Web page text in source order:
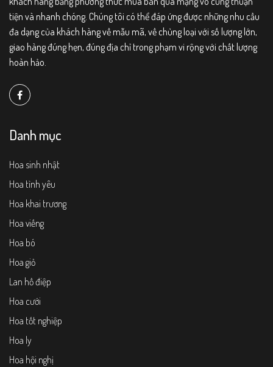
tiện và nhanh chóng. Chúng tôi có thể đáp ứng được những nhu cầu
đa dạng của khách hàng về mẫu mã, về chủng loại với số lượng lớn,
giao hàng đúng hẹn, đúng địa chỉ trong phạm vi rộng với chất lượng
hoàn hảo.
Danh mục
Hoa sinh nhật
Hoa tình yêu
Hoa khai trương
Hoa viếng
Hoa bó
Hoa giỏ
Lan hồ điệp
Hoa cưới
Hoa tốt nghiệp
Hoa ly
Hoa hội nghị